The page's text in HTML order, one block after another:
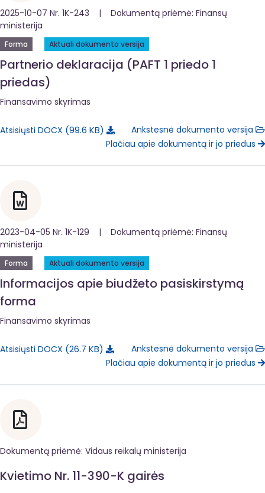
2025-10-07 Nr. 1K-243 | Dokumentą priėmė: Finansų
ministerija
Forma Aktuali dokumento versija
Partnerio deklaracija (PAFT 1 priedo 1
priedas)
Finansavimo skyrimas
Atsisiųsti DOCX 99.6 KB
Ankstesnė dokumento versija
Plačiau apie dokumentą ir jo priedus
2023-04-05 Nr. 1K-129 | Dokumentą priėmė: Finansų
ministerija
Forma Aktuali dokumento versija
Informacijos apie biudžeto pasiskirstymą
forma
Finansavimo skyrimas
Atsisiųsti DOCX 26.7 KB
Ankstesnė dokumento versija
Plačiau apie dokumentą ir jo priedus
Dokumentą priėmė: Vidaus reikalų ministerija
Kvietimo Nr. 11-390-K gairės